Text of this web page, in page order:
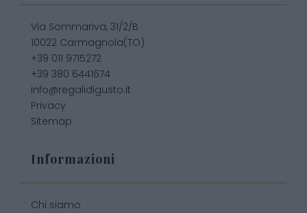
Via Sommariva, 31/2/B
10022 Carmagnola(TO)
+39 011 9715272
+39 380 6441674
info@regalidigusto.it
Privacy
Sitemap
Informazioni
Chi siamo